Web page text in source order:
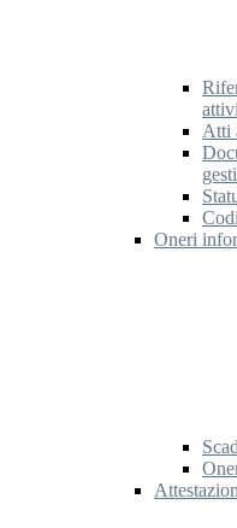
Atti
Oneri